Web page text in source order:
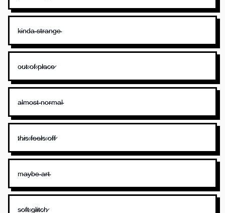
k̴i̴n̴d̴a̴ ̴s̴t̴r̴a̴n̴g̴e̴
o̷u̷t̷ ̷o̷f̷ ̷p̷l̷a̷c̷e̷
a̴l̴m̴o̴s̴t̴ ̴n̴o̴r̴m̴a̴l̴
t̷h̷i̷s̷ ̷f̷e̷e̷l̷s̷ ̷o̷f̷f̷
m̴a̴y̴b̴e̴ ̴a̴r̴t̴
s̷o̷f̷t̷ ̷g̷l̷i̷t̷c̷h̷